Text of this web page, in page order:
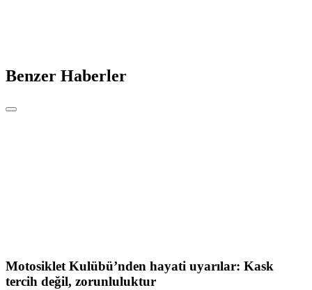
Benzer Haberler
Motosiklet Kulübü’nden hayati uyarılar: Kask
tercih değil, zorunluluktur